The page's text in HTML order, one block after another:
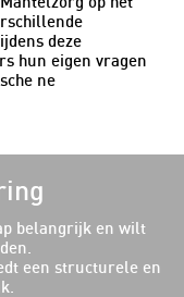
deze
hun eigen vragen
ne
belangrijk en wilt
een structurele en